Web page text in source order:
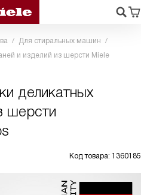
Для стиральных машин
и изделий из шерсти Miele
деликатных
шерсти
Код товара: 1360185